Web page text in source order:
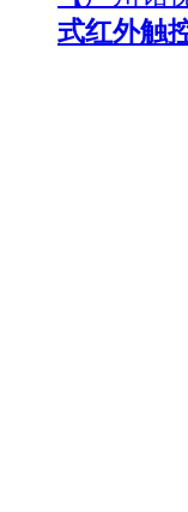
式红外触